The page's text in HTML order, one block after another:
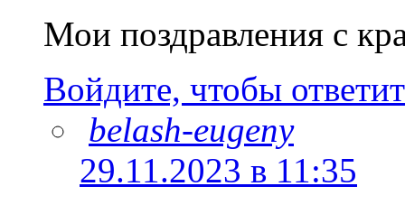
Мои поздравления с
Войдите, чтобы
belash-eugeny
29.11.2023 в 11:35